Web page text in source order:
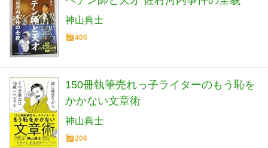
神山典士
400
150冊執筆売れっ子ライターのもう恥を
かかない文章術
神山典士
206